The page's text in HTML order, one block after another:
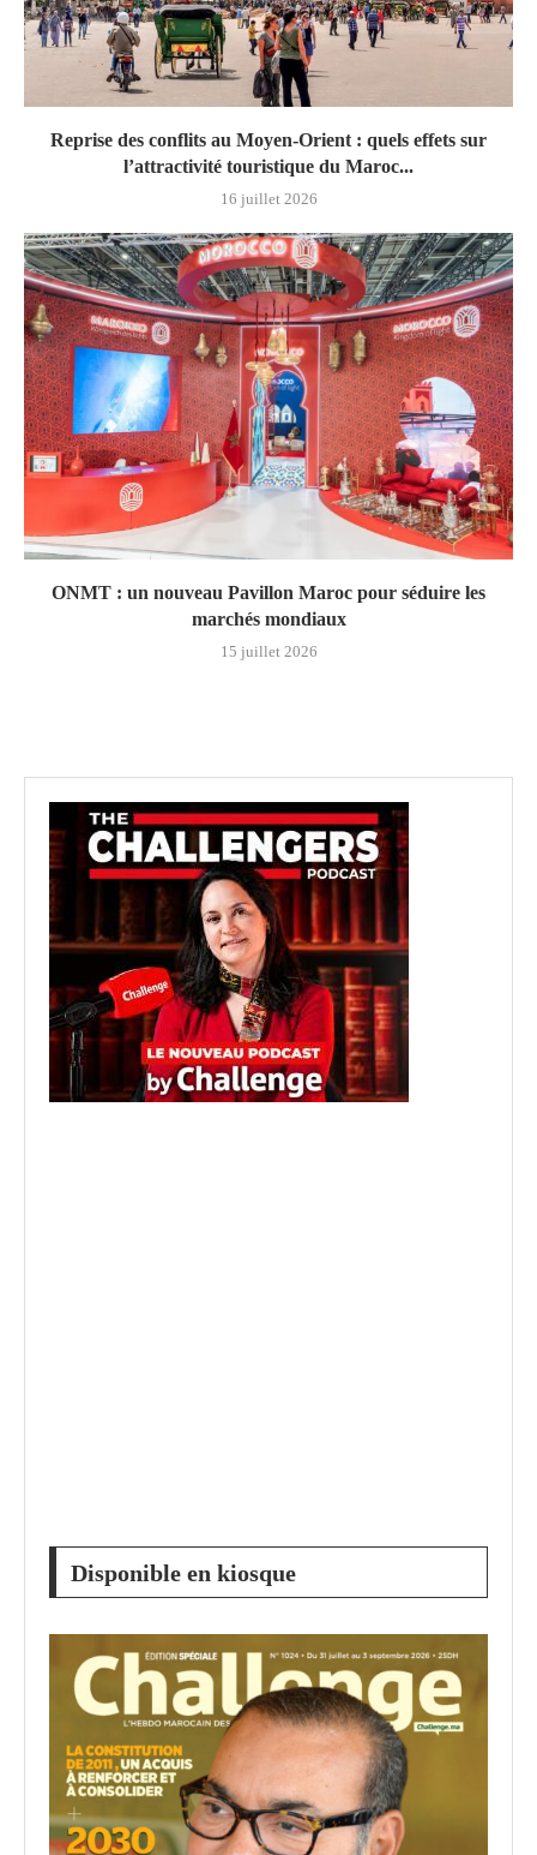
Reprise des conflits au Moyen-Orient : quels effets sur
l’attractivité touristique du Maroc...
16 juillet 2026
ONMT : un nouveau Pavillon Maroc pour séduire les
marchés mondiaux
15 juillet 2026
Disponible en kiosque